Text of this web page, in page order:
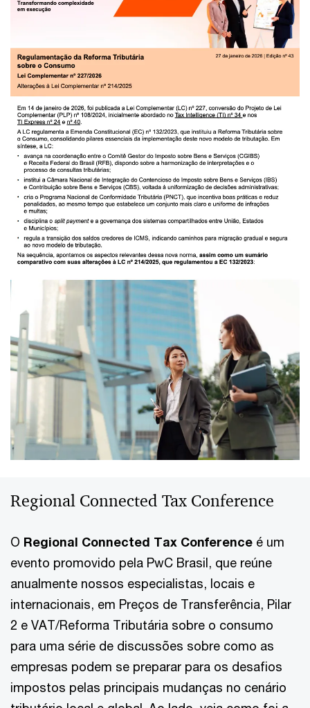
Regional Connected Tax Conference
O Regional Connected Tax Conference é um
evento promovido pela PwC Brasil, que reúne
anualmente nossos especialistas, locais e
internacionais, em Preços de Transferência, Pilar
2 e VAT/Reforma Tributária sobre o consumo
para uma série de discussões sobre como as
empresas podem se preparar para os desafios
impostos pelas principais mudanças no cenário